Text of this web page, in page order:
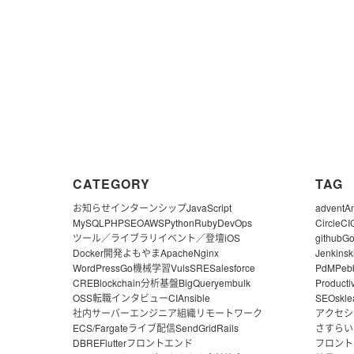
CATEGORY
お知らせインターンシップJavaScript
MySQL PHPSEOAWSPythonRubyDevOps
ツール／ライブラリイベント／登壇iOS
Docker開発よもやまApacheNginx
WordPressGo機械学習VulsSRESalesforce
CREBlockchain分析基盤BigQueryembulk
OSS転職インタビューCIAnsible
社内サーバーエンジニア組織リモートワーク
ECS/Fargateライブ配信SendGridRails
DBREFlutterフロントエンド
TAG
advent
CircleCI
githubGo
Jenkins
PdM
SEO
アクセ
さすら
フロン